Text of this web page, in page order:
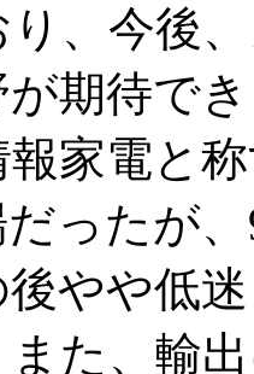
り、今後
期待で
家電と
ったが
やや低
また、輸